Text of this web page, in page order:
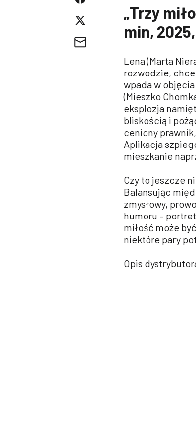
„Trzy
min,
Lena (Marta
rozwodzie, chce
wpada w
(Mieszko
eksplozja
bliskością i
ceniony
Aplikacja
mieszkanie
Czy to jeszcze
Balansując
zmysłowy,
humoru –
miłość może
niektóre pary
Opis